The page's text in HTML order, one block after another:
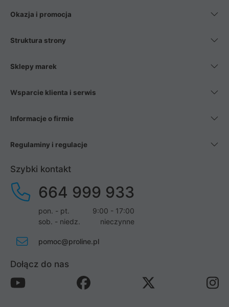
Okazja i promocja
Struktura strony
Sklepy marek
Wsparcie klienta i serwis
Informacje o firmie
Regulaminy i regulacje
Szybki kontakt
664 999 933
pon. - pt.
9:00 - 17:00
sob. - niedz.
nieczynne
pomoc@proline.pl
Dołącz do nas